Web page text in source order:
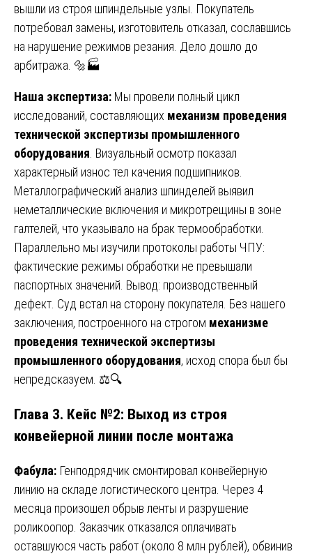
вышли из строя шпиндельные узлы. Покупатель
потребовал замены, изготовитель отказал, сославшись
на нарушение режимов резания. Дело дошло до
арбитража. 🔩🏭
Наша экспертиза: Мы провели полный цикл
исследований, составляющих механизм проведения
технической экспертизы промышленного
оборудования . Визуальный осмотр показал
характерный износ тел качения подшипников.
Металлографический анализ шпинделей выявил
неметаллические включения и микротрещины в зоне
галтелей, что указывало на брак термообработки.
Параллельно мы изучили протоколы работы ЧПУ:
фактические режимы обработки не превышали
паспортных значений. Вывод: производственный
дефект. Суд встал на сторону покупателя. Без нашего
заключения, построенного на строгом механизме
проведения технической экспертизы
промышленного оборудования, исход спора был бы
непредсказуем. ⚖️🔍
Глава 3. Кейс №2: Выход из строя
конвейерной линии после монтажа
Фабула: Генподрядчик смонтировал конвейерную
линию на складе логистического центра. Через 4
месяца произошел обрыв ленты и разрушение
роликоопор. Заказчик отказался оплачивать
оставшуюся часть работ (около 8 млн рублей), обвинив